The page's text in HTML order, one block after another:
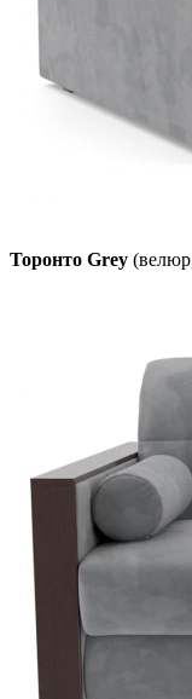
Торонто Grey